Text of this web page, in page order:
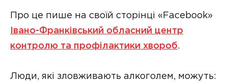
Про це пише на своїй сторінці «Facebook»
Івано-Франківський обласний центр
контролю та профілактики хвороб.
Люди, які зловживають алкоголем, можуть: